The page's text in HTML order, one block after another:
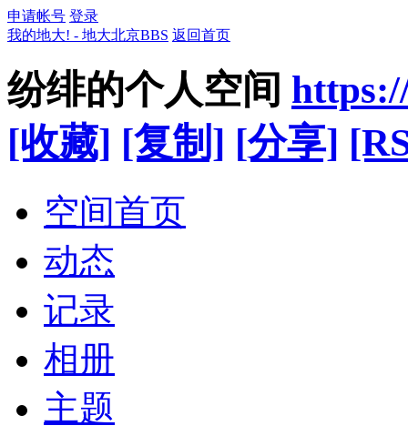
申请帐号 登录
我的地大! - 地大北京BBS 返回首页
纷绯的个人空间
[收藏] [复制] [分享]
空间首页
动态
记录
相册
主题